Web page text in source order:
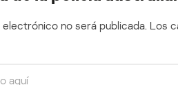
no será publicada. Los